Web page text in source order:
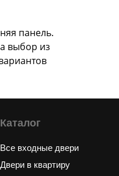
панель.
выбор из
Каталог
Все входные двери
Двери в квартиру